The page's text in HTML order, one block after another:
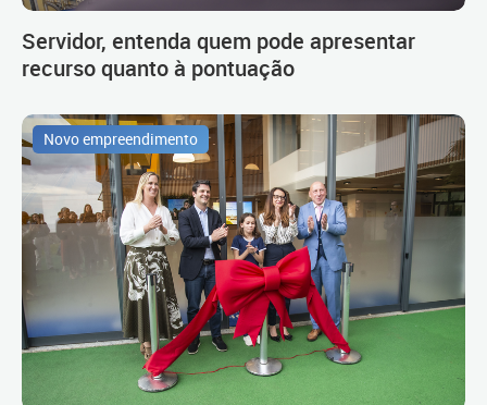
Servidor, entenda quem pode apresentar
recurso quanto à pontuação
Novo empreendimento